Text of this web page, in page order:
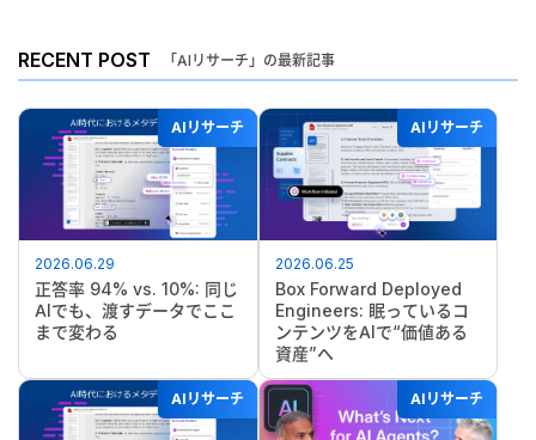
RECENT POST 「AIリサーチ」の最新記事
AIリサーチ
2026.06.29
正答率 94% vs. 10%: 同じ
AIでも、渡すデータでここ
まで変わる
AIリサーチ
2026.06.25
Box Forward Deployed
Engineers: 眠っているコ
ンテンツをAIで“価値ある
資産”へ
AIリサーチ AIリサーチ